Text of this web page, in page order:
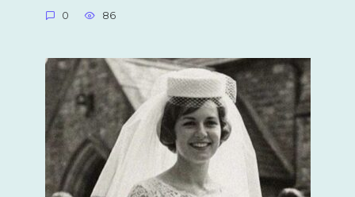
0 86